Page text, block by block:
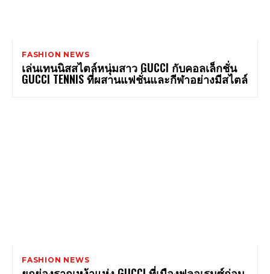
FASHION NEWS
เล่นเทนนิสสไตล์หนุ่มสาว GUCCI กับคอลเล็กชั่น
GUCCI TENNIS ที่ผสานแฟชั่นและกีฬาอย่างมีสไตล์
FASHION NEWS